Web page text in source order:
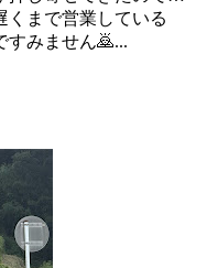
まで営業している
すみません🙇...